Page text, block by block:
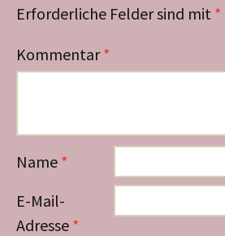
Erforderliche Felder sind mit *
Kommentar*
Name *
E-Mail-
Adresse *